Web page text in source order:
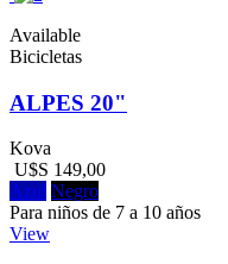
Available
Bicicletas
ALPES 20"
Kova
U$S 149,00
Azul Negro
Para niños de 7 a 10 años
View